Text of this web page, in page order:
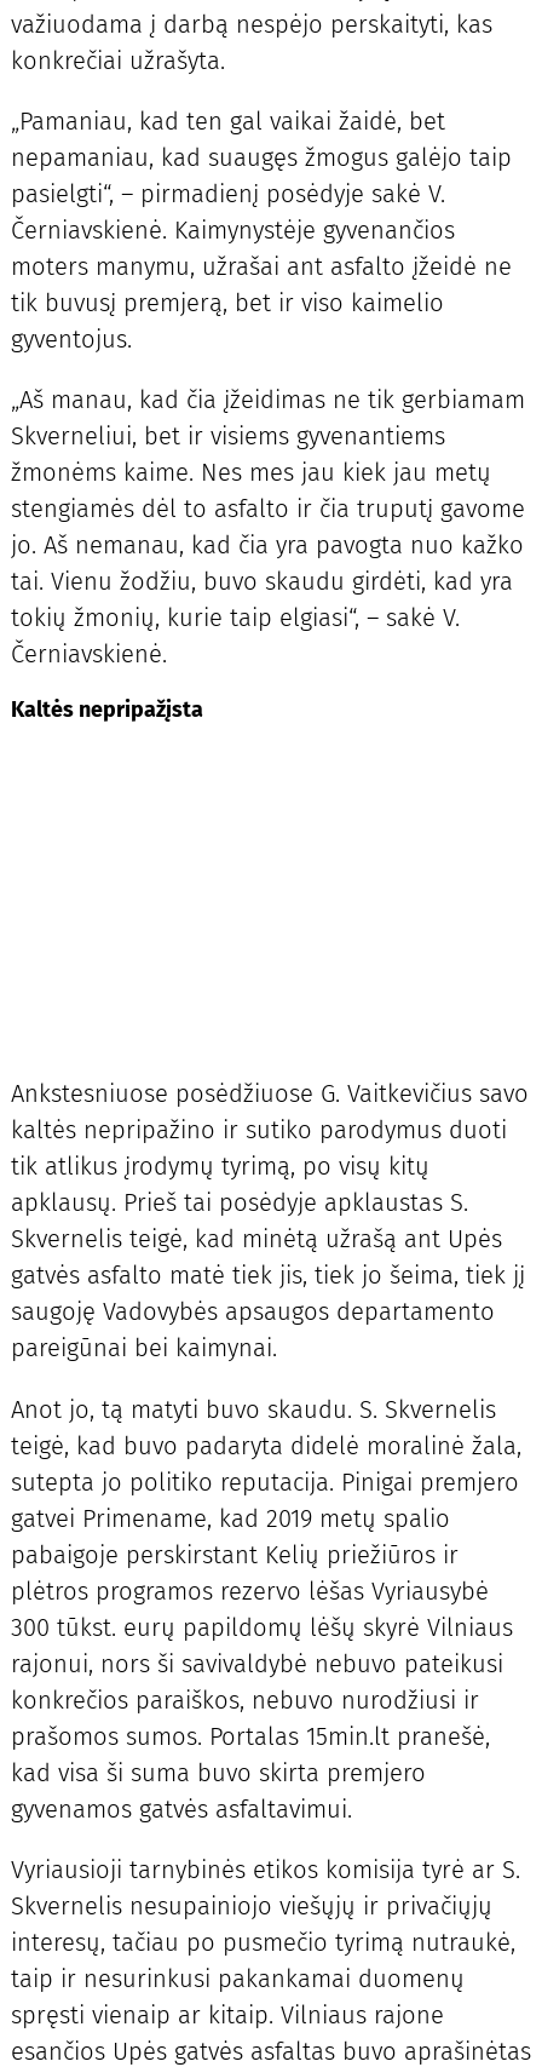
važiuodama į darbą nespėjo perskaityti, kas
konkrečiai užrašyta.
„Pamaniau, kad ten gal vaikai žaidė, bet
nepamaniau, kad suaugęs žmogus galėjo taip
pasielgti“, – pirmadienį posėdyje sakė V.
Černiavskienė. Kaimynystėje gyvenančios
moters manymu, užrašai ant asfalto įžeidė ne
tik buvusį premjerą, bet ir viso kaimelio
gyventojus.
„Aš manau, kad čia įžeidimas ne tik gerbiamam
Skverneliui, bet ir visiems gyvenantiems
žmonėms kaime. Nes mes jau kiek jau metų
stengiamės dėl to asfalto ir čia truputį gavome
jo. Aš nemanau, kad čia yra pavogta nuo kažko
tai. Vienu žodžiu, buvo skaudu girdėti, kad yra
tokių žmonių, kurie taip elgiasi“, – sakė V.
Černiavskienė.
Kaltės nepripažįsta
Ankstesniuose posėdžiuose G. Vaitkevičius savo
kaltės nepripažino ir sutiko parodymus duoti
tik atlikus įrodymų tyrimą, po visų kitų
apklausų. Prieš tai posėdyje apklaustas S.
Skvernelis teigė, kad minėtą užrašą ant Upės
gatvės asfalto matė tiek jis, tiek jo šeima, tiek jį
saugoję Vadovybės apsaugos departamento
pareigūnai bei kaimynai.
Anot jo, tą matyti buvo skaudu. S. Skvernelis
teigė, kad buvo padaryta didelė moralinė žala,
sutepta jo politiko reputacija. Pinigai premjero
gatvei Primename, kad 2019 metų spalio
pabaigoje perskirstant Kelių priežiūros ir
plėtros programos rezervo lėšas Vyriausybė
300 tūkst. eurų papildomų lėšų skyrė Vilniaus
rajonui, nors ši savivaldybė nebuvo pateikusi
konkrečios paraiškos, nebuvo nurodžiusi ir
prašomos sumos. Portalas 15min.lt pranešė,
kad visa ši suma buvo skirta premjero
gyvenamos gatvės asfaltavimui.
Vyriausioji tarnybinės etikos komisija tyrė ar S.
Skvernelis nesupainiojo viešųjų ir privačiųjų
interesų, tačiau po pusmečio tyrimą nutraukė,
taip ir nesurinkusi pakankamai duomenų
spręsti vienaip ar kitaip. Vilniaus rajone
esančios Upės gatvės asfaltas buvo aprašinėtas